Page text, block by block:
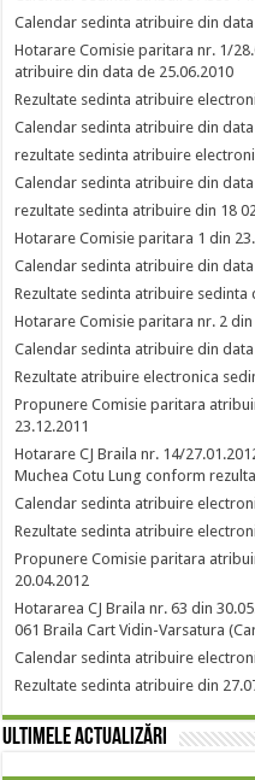
Calendar sedinta atribuire din
Hotarare Comisie paritara nr. 1/
atribuire din data de 25.06.2010
Rezultate sedinta atribuire
Calendar sedinta atribuire din
rezultate sedinta atribuire
Calendar sedinta atribuire din data
rezultate sedinta atribuire din 18
Hotarare Comisie paritara 1 din
Calendar sedinta atribuire din data
Rezultate sedinta atribuire sedinta
Hotarare Comisie paritara nr. 2 din
Calendar sedinta atribuire din data
Rezultate atribuire electronica
Propunere Comisie paritara
23.12.2011
Hotarare CJ Braila nr. 14/
Muchea Cotu Lung conform
Calendar sedinta atribuire
Rezultate sedinta atribuire
Propunere Comisie paritara
20.04.2012
Hotararea CJ Braila nr. 63 din
061 Braila Cart Vidin-Varsatura
Calendar sedinta atribuire
Rezultate sedinta atribuire din
Ultimele actualizări